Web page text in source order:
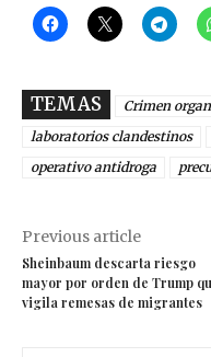
TEMAS Crimen
laboratorios clandestinos
operativo antidroga
Previous article
Sheinbaum descarta riesgo
mayor por orden de Trump
vigila remesas de migrantes